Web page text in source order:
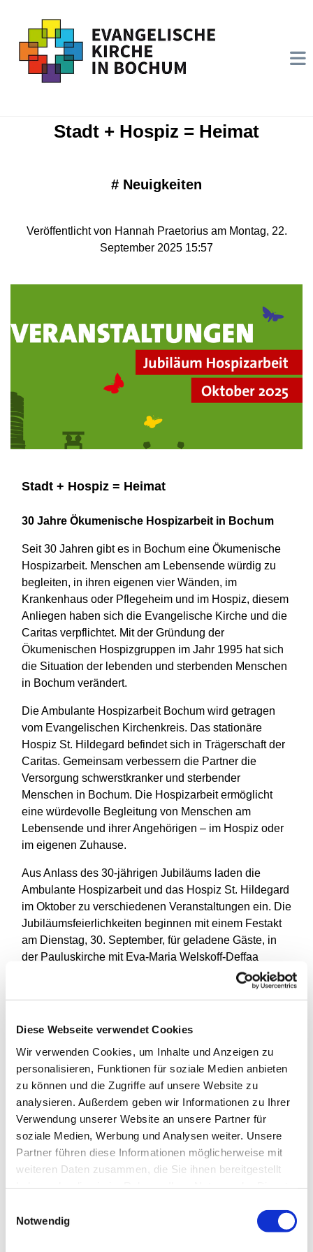
Diese Webseite verwendet Cookies
Wir verwenden Cookies, um Inhalte und Anzeigen zu
personalisieren, Funktionen für soziale Medien anbieten
zu können und die Zugriffe auf unsere Website zu
analysieren. Außerdem geben wir Informationen zu Ihrer
Verwendung unserer Website an unsere Partner für
soziale Medien, Werbung und Analysen weiter. Unsere
Partner führen diese Informationen möglicherweise mit
weiteren Daten zusammen, die Sie ihnen bereitgestellt
Notwendig
Stadt + Hospiz = Heimat
# Neuigkeiten
Veröffentlicht von Hannah Praetorius am Montag, 22.
September 2025 15:57
Stadt + Hospiz = Heimat
30 Jahre Ökumenische Hospizarbeit in Bochum
Seit 30 Jahren gibt es in Bochum eine Ökumenische
Hospizarbeit. Menschen am Lebensende würdig zu
begleiten, in ihren eigenen vier Wänden, im
Krankenhaus oder Pflegeheim und im Hospiz, diesem
Anliegen haben sich die Evangelische Kirche und die
Caritas verpflichtet. Mit der Gründung der
Ökumenischen Hospizgruppen im Jahr 1995 hat sich
die Situation der lebenden und sterbenden Menschen
in Bochum verändert.
Die Ambulante Hospizarbeit Bochum wird getragen
vom Evangelischen Kirchenkreis. Das stationäre
Hospiz St. Hildegard befindet sich in Trägerschaft der
Caritas. Gemeinsam verbessern die Partner die
Versorgung schwerstkranker und sterbender
Menschen in Bochum. Die Hospizarbeit ermöglicht
eine würdevolle Begleitung von Menschen am
Lebensende und ihrer Angehörigen – im Hospiz oder
im eigenen Zuhause.
Aus Anlass des 30-jährigen Jubiläums laden die
Ambulante Hospizarbeit und das Hospiz St. Hildegard
im Oktober zu verschiedenen Veranstaltungen ein. Die
Jubiläumsfeierlichkeiten beginnen mit einem Festakt
am Dienstag, 30. September, für geladene Gäste, in
der Pauluskirche mit Eva-Maria Welskoff-Deffaa
(Präsidentin Deutscher Caritasverband), Ulf Schlüter
(Theologischer Vizepräsident der Evangelischen
(Oberbürgermeister der Stadt Bochum), Jürgen
Teilnahme ist eine Anmeldung erforderlich.
Zu den weiteren Veranstaltungen sind alle
interessierten Bochumerinnen und Bochumer herzlich
eingeladen:
Interaktive Ausstellung
STADT + HOSPIZ = HEIMAT
in der Pauluskirche,
Eröffnung am
Mittwoch, 1.
Alter, und Dr. Birgitta Behringer vom Ambulanten
Ethikkomitee Bochum